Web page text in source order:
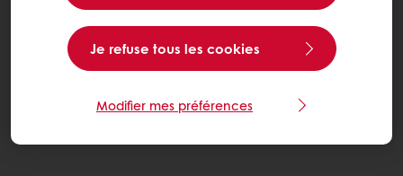
Je refuse tous les cookies
Modifier mes préférences